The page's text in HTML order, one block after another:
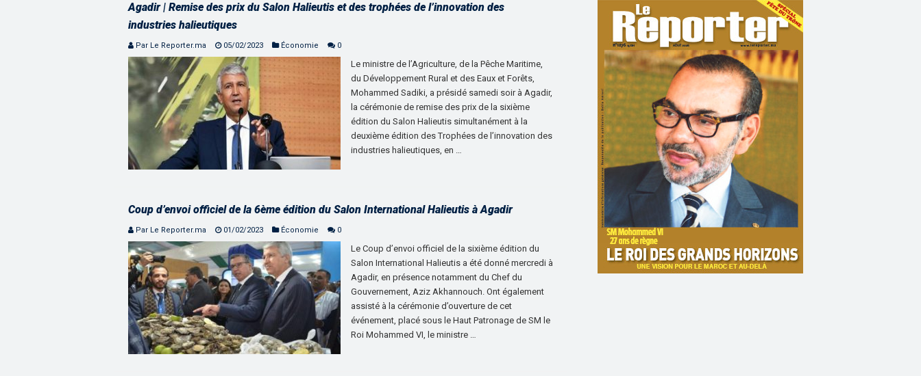
Agadir | Remise des prix du Salon Halieutis et des trophées de l’innovation des
industries halieutiques
Par Le Reporter.ma 05/02/2023 Économie 0
Le ministre de l’Agriculture, de la Pêche Maritime,
du Développement Rural et des Eaux et Forêts,
Mohammed Sadiki, a présidé samedi soir à Agadir,
la cérémonie de remise des prix de la sixième
édition du Salon Halieutis simultanément à la
deuxième édition des Trophées de l’innovation des
industries halieutiques, en …
Coup d’envoi officiel de la 6ème édition du Salon International Halieutis à Agadir
Par Le Reporter.ma 01/02/2023 Économie 0
Le Coup d’envoi officiel de la sixième édition du
Salon International Halieutis a été donné mercredi à
Agadir, en présence notamment du Chef du
Gouvernement, Aziz Akhannouch. Ont également
assisté à la cérémonie d’ouverture de cet
événement, placé sous le Haut Patronage de SM le
Roi Mohammed VI, le ministre …